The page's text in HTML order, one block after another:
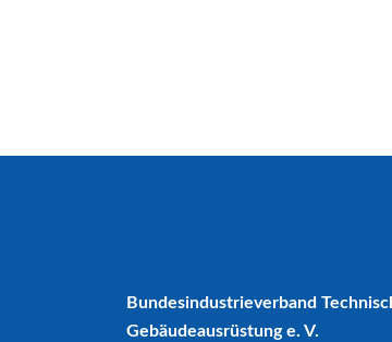
Bundesindustrieverband
Gebäudeausrüstung e. V.